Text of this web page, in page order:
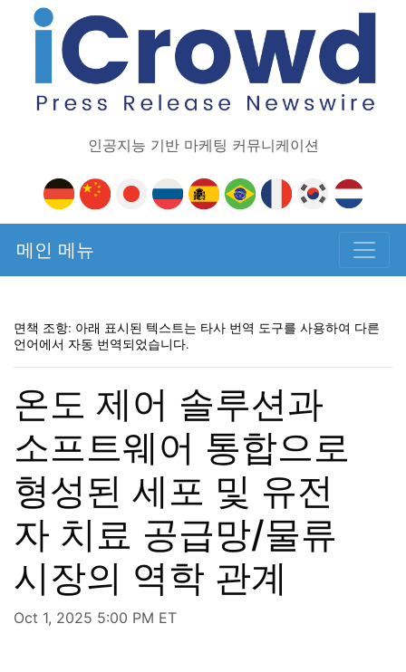
인공지능 기반 마케팅 커뮤니케이션
메인 메뉴
면책 조항: 아래 표시된 텍스트는 타사 번역 도구를 사용하여 다른
언어에서 자동 번역되었습니다.
온도 제어 솔루션과
소프트웨어 통합으로
형성된 세포 및 유전
자 치료 공급망/물류
시장의 역학 관계
Oct 1, 2025 5:00 PM ET